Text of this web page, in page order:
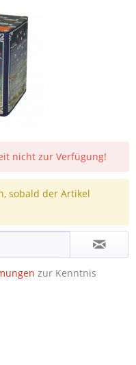
nicht zur Verfügung!
sobald der Artikel
zur Kenntnis